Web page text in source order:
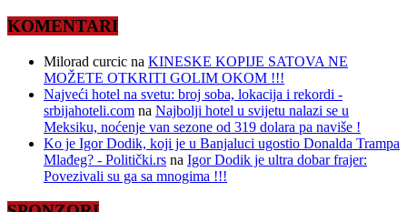
KOMENTARI
Milorad curcic na KINESKE KOPIJE SATOVA NE
MOŽETE OTKRITI GOLIM OKOM !!!
Najveći hotel na svetu: broj soba, lokacija i rekordi -
srbijahoteli.com na Najbolji hotel u svijetu nalazi se u
Meksiku, noćenje van sezone od 319 dolara pa naviše !
Ko je Igor Dodik, koji je u Banjaluci ugostio Donalda Trampa
Mlađeg? - Politički.rs na Igor Dodik je ultra dobar frajer:
Povezivali su ga sa mnogima !!!